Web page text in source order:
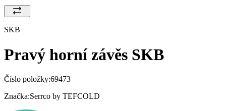
SKB
Pravý horní závěs SKB
Číslo položky:69473
Značka:Serrco by TEFCOLD